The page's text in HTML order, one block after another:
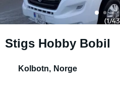
Stigs Hobby Bobil
Kolbotn, Norge